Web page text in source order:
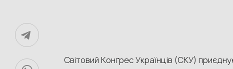
Світовий Конґрес Українців (СКУ)